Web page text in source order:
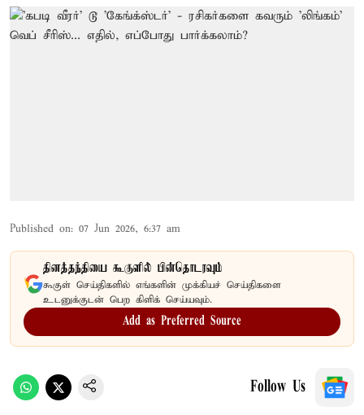
Published on: 07 Jun 2026, 6:37 am
தினத்தந்தியை கூகுளில் பின்தொடரவும்
கூகுள் செய்திகளில் எங்களின் முக்கியச் செய்திகளை
உடனுக்குடன் பெற கிளிக் செய்யவும்.
Add as Preferred Source
Follow Us